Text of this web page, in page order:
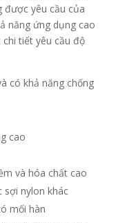
được yêu cầu của
năng ứng dụng cao
tiết yêu cầu độ
có khả năng chống
cao
và hóa chất cao
sợi nylon khác
mối hàn